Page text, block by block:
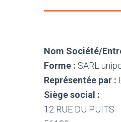
Nom Société/
Forme : SARL
Représentée par :
Siège social :
12 RUE DU PUITS